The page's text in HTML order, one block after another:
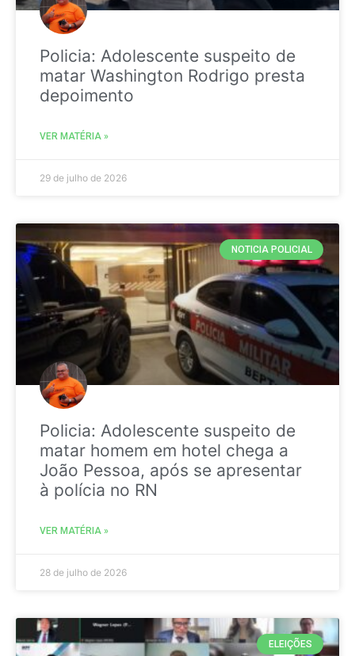
Policia: Adolescente suspeito de
matar Washington Rodrigo presta
depoimento
VER MATÉRIA »
29 de julho de 2026
NOTICIA POLICIAL
Policia: Adolescente suspeito de
matar homem em hotel chega a
João Pessoa, após se apresentar
à polícia no RN
VER MATÉRIA »
28 de julho de 2026
ELEIÇÕES